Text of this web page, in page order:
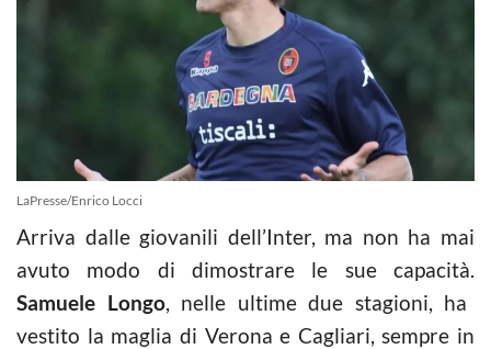
LaPresse/Enrico Locci
Arriva dalle giovanili dell’Inter, ma non ha mai
avuto modo di dimostrare le sue capacità.
Samuele Longo, nelle ultime due stagioni, ha
vestito la maglia di Verona e Cagliari, sempre in